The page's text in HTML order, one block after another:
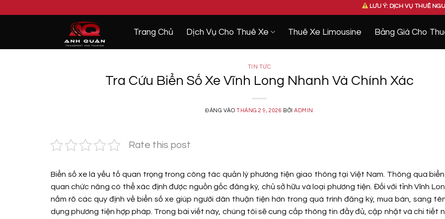
LƯU Ý: DỊCH VỤ THUÊ NGUYÊN XE
Trang Chủ Dịch Vụ Cho Thuê Xe Thuê Xe Limousine Bảng Giá Cho
TIN TỨC
Tra Cứu Biển Số Xe Vĩnh Long Nhanh Và Chính Xác
ĐĂNG VÀO THÁNG 2 9, 2026 BỞIADMIN
Rate this post
Biển số xe là yếu tố quan trọng trong công tác quản lý phương tiện giao thông tại Việt Nam. Thông qua
quan chức năng có thể xác định được nguồn gốc đăng ký, chủ sở hữu và loại phương tiện. Đối với tỉnh Vĩnh
nắm rõ các quy định về biển số xe giúp người dân thuận tiện hơn trong quá trình đăng ký, mua bán, sang
dụng phương tiện hợp pháp. Trong bài viết này, chúng tôi sẽ cung cấp thông tin đầy đủ, cập nhật và chi tiết